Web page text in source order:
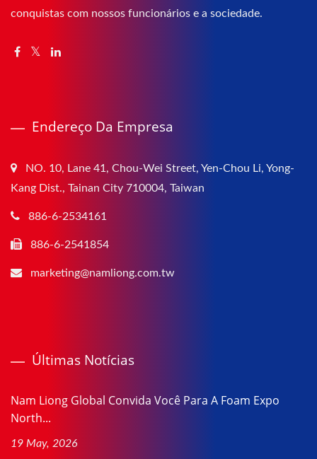
conquistas com nossos funcionários e a sociedade.
Endereço Da Empresa
NO. 10, Lane 41, Chou-Wei Street, Yen-Chou Li, Yong-
Kang Dist., Tainan City 710004, Taiwan
886-6-2534161
886-6-2541854
marketing@namliong.com.tw
Últimas Notícias
Nam Liong Global Convida Você Para A Foam Expo
North...
19 May, 2026